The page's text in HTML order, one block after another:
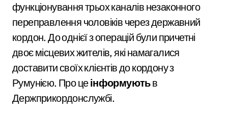
функціонування трьох каналів незаконного
переправлення чоловіків через державний
кордон. До однієї з операцій були причетні
двоє місцевих жителів, які намагалися
доставити своїх клієнтів до кордону з
Румунією. Про цеінформуютьв
Держприкордонслужбі.